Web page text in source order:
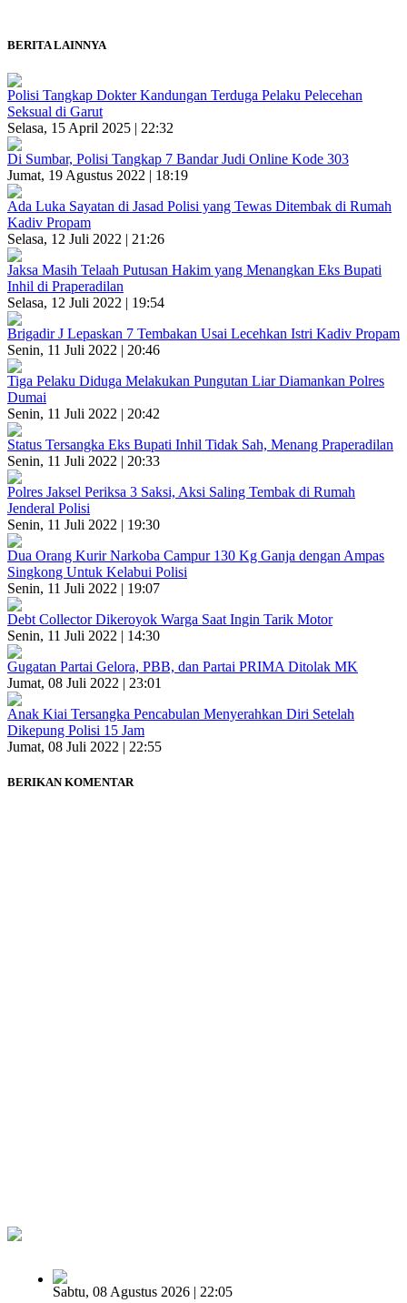
BERITA LAINNYA
Polisi Tangkap Dokter Kandungan Terduga Pelaku Pelecehan
Seksual di Garut
Selasa, 15 April 2025 | 22:32
Di Sumbar, Polisi Tangkap 7 Bandar Judi Online Kode 303
Jumat, 19 Agustus 2022 | 18:19
Ada Luka Sayatan di Jasad Polisi yang Tewas Ditembak di Rumah
Kadiv Propam
Selasa, 12 Juli 2022 | 21:26
Jaksa Masih Telaah Putusan Hakim yang Menangkan Eks Bupati
Inhil di Praperadilan
Selasa, 12 Juli 2022 | 19:54
Brigadir J Lepaskan 7 Tembakan Usai Lecehkan Istri Kadiv Propam
Senin, 11 Juli 2022 | 20:46
Tiga Pelaku Diduga Melakukan Pungutan Liar Diamankan Polres
Dumai
Senin, 11 Juli 2022 | 20:42
Status Tersangka Eks Bupati Inhil Tidak Sah, Menang Praperadilan
Senin, 11 Juli 2022 | 20:33
Polres Jaksel Periksa 3 Saksi, Aksi Saling Tembak di Rumah
Jenderal Polisi
Senin, 11 Juli 2022 | 19:30
Dua Orang Kurir Narkoba Campur 130 Kg Ganja dengan Ampas
Singkong Untuk Kelabui Polisi
Senin, 11 Juli 2022 | 19:07
Debt Collector Dikeroyok Warga Saat Ingin Tarik Motor
Senin, 11 Juli 2022 | 14:30
Gugatan Partai Gelora, PBB, dan Partai PRIMA Ditolak MK
Jumat, 08 Juli 2022 | 23:01
Anak Kiai Tersangka Pencabulan Menyerahkan Diri Setelah
Dikepung Polisi 15 Jam
Jumat, 08 Juli 2022 | 22:55
BERIKAN KOMENTAR
Sabtu, 08 Agustus 2026 | 22:05